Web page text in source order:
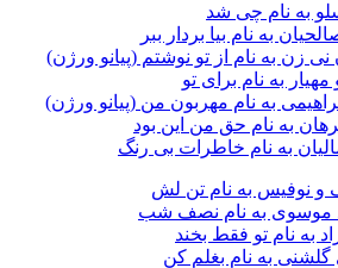
1
به نام چی شد
به نام بیا بردار ببر
نی زن به نام از تو نوشتم (پیانو ورژن)
به نام برای تو
به نام مهربون من (پیانو ورژن)
به نام حق من این بود
به نام خاطرات بی رنگ
و نوفیس به نام تن لش
موسوی به نام نصف شب
به نام تو فقط بخند
به نام بغلم کن